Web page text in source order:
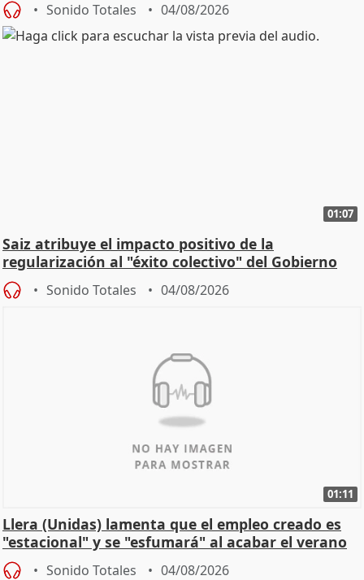
Sonido Totales 04/08/2026
01:07
Saiz atribuye el impacto positivo de la
regularización al "éxito colectivo" del Gobierno
Sonido Totales 04/08/2026
01:11
Llera (Unidas) lamenta que el empleo creado es
"estacional" y se "esfumará" al acabar el verano
Sonido Totales 04/08/2026